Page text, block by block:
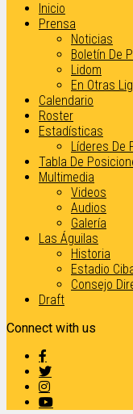
Inicio
Prensa
Noticias
Boletín De
Lidom
En Otras
Calendario
Roster
Estadísticas
Líderes De
Tabla De
Multimedia
Videos
Audios
Galería
Las Águilas
Historia
Estadio
Consejo
Draft
Connect with us